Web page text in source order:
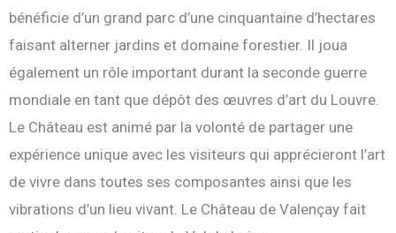
bénéficie d’un grand parc d’une cinquantaine d’hectares
faisant alterner jardins et domaine forestier. Il joua
également un rôle important durant la seconde guerre
mondiale en tant que dépôt des œuvres d’art du Louvre.
Le Château est animé par la volonté de partager une
expérience unique avec les visiteurs qui apprécieront l’art
de vivre dans toutes ses composantes ainsi que les
vibrations d’un lieu vivant. Le Château de Valençay fait